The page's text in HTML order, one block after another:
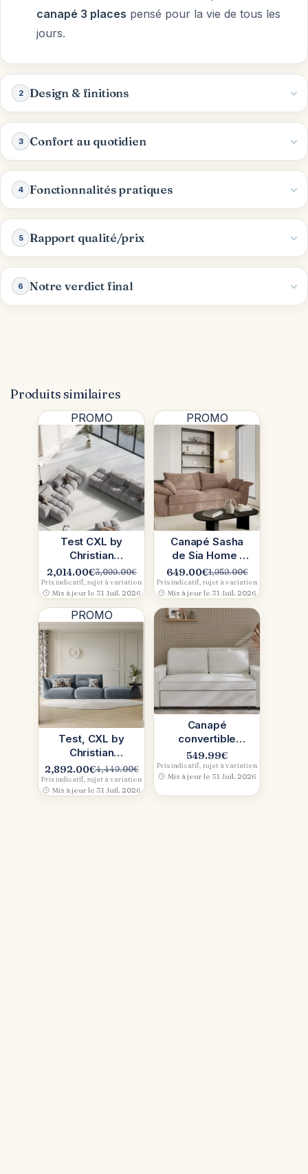
canapé 3 places pensé pour la vie de tous les
jours.
2 Design & finitions
3 Confort au quotidien
4 Fonctionnalités pratiques
5 Rapport qualité/prix
6 Notre verdict final
Produits similaires
PROMO
Test CXL by
Christian
Lacroix, Sorella
3,099.00€
Le
prix
initial
était :
3,099.00€.
2,014.00€Le
prix
actuel
est :
Prix indicatif, sujet à variation
Mis à jour le 31 Juil. 2026
PROMO
Canapé Sasha
de Sia Home :
confort
enveloppant,
allure
chaleureuse
1,959.00€
Le
prix
initial
était :
1,959.00€.
649.00€Le
prix
actuel
est :
649.00€.
Prix indicatif, sujet à variation
Mis à jour le 31 Juil. 2026
PROMO
Test, CXL by
Christian
Lacroix : canapé
en tissu velours
tricoté
4,449.00€
Le
prix
initial
2,892.00€
Le
prix
actuel
Prix indicatif, sujet à variation
Mis à jour le 31 Juil. 2026
Canapé
convertible
sweeek en
velours côtelé
(Beige), 3-en-1
futé
549.99€
Prix indicatif, sujet à variation
Mis à jour le 31 Juil. 2026